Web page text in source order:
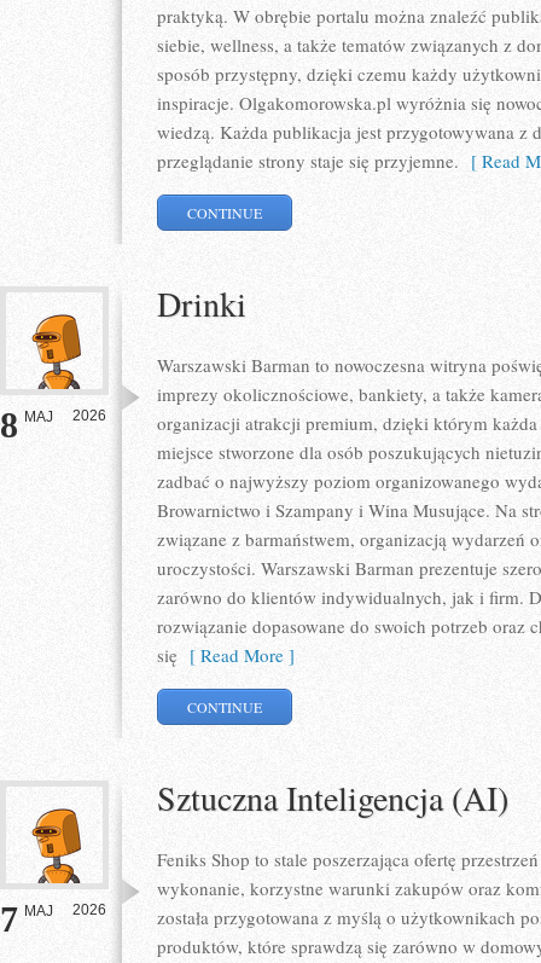
praktyką. W obrębie portalu można znaleźć
siebie, wellness, a także tematów związanych z
sposób przystępny, dzięki czemu każdy
inspiracje. Olgakomorowska.pl wyróżnia się
wiedzą. Każda publikacja jest przygotowywana z
przeglądanie strony staje się przyjemne. [ Read
CONTINUE
8 MAJ 2026
Drinki
Warszawski Barman to nowoczesna witryna
imprezy okolicznościowe, bankiety, a także
organizacji atrakcji premium, dzięki którym
miejsce stworzone dla osób poszukujących
zadbać o najwyższy poziom organizowanego
Browarnictwo i Szampany i Wina Musujące. Na
związane z barmaństwem, organizacją wydarzeń
uroczystości. Warszawski Barman prezentuje
zarówno do klientów indywidualnych, jak i firm.
rozwiązanie dopasowane do swoich potrzeb oraz
się [ Read More ]
CONTINUE
7 MAJ 2026
Sztuczna Inteligencja (AI)
Feniks Shop to stale poszerzająca ofertę
wykonanie, korzystne warunki zakupów oraz
została przygotowana z myślą o użytkownikach
produktów, które sprawdzą się zarówno w